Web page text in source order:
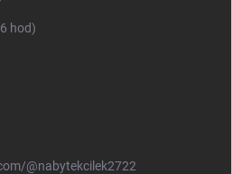
hod)
@nabytekcilek2722